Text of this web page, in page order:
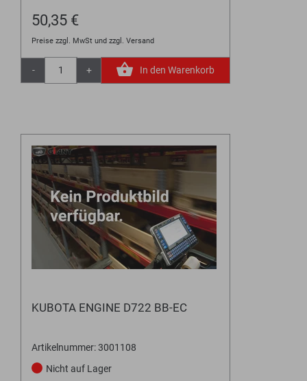
50,35 €
Preise zzgl. MwSt und zzgl. Versand
- + In den Warenkorb
KUBOTA ENGINE D722 BB-EC
Artikelnummer: 3001108
Nicht auf Lager